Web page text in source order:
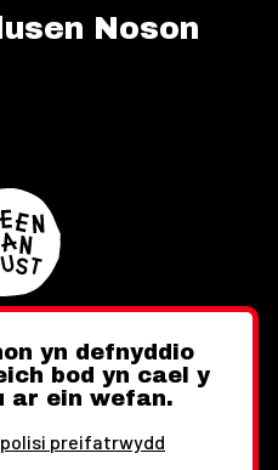
Noson
yn defnyddio
bod yn cael y
ar ein wefan.
preifatrwydd